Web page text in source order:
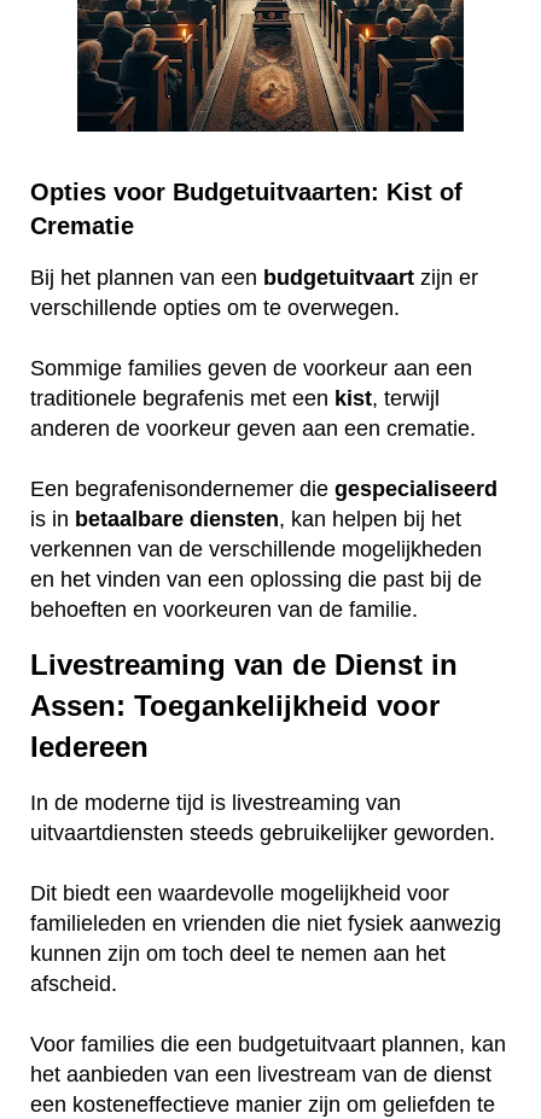
Opties voor Budgetuitvaarten: Kist of
Crematie
Bij het plannen van een budgetuitvaart zijn er
verschillende opties om te overwegen.
Sommige families geven de voorkeur aan een
traditionele begrafenis met een kist, terwijl
anderen de voorkeur geven aan een crematie.
Een begrafenisondernemer die gespecialiseerd
is in betaalbare diensten, kan helpen bij het
verkennen van de verschillende mogelijkheden
en het vinden van een oplossing die past bij de
behoeften en voorkeuren van de familie.
Livestreaming van de Dienst in
Assen: Toegankelijkheid voor
Iedereen
In de moderne tijd is livestreaming van
uitvaartdiensten steeds gebruikelijker geworden.
Dit biedt een waardevolle mogelijkheid voor
familieleden en vrienden die niet fysiek aanwezig
kunnen zijn om toch deel te nemen aan het
afscheid.
Voor families die een budgetuitvaart plannen, kan
het aanbieden van een livestream van de dienst
een kosteneffectieve manier zijn om geliefden te